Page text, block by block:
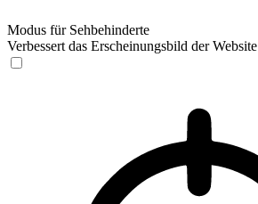
Modus für Sehbehinderte
Verbessert das Erscheinungsbild der Website